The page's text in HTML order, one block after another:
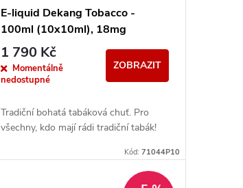
E-liquid Dekang Tobacco -
100ml (10x10ml), 18mg
1 790 Kč
Momentálně
nedostupné
ZOBRAZIT
Tradiční bohatá tabáková chuť. Pro
všechny, kdo mají rádi tradiční tabák!
Kód: 71044P10